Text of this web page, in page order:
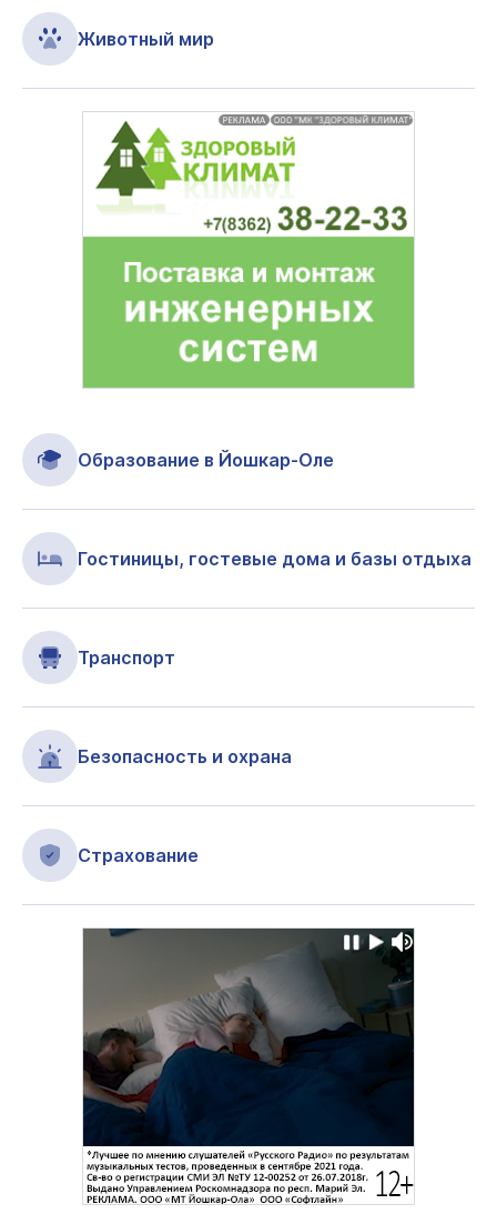
Животный мир
Образование в Йошкар-Оле
Гостиницы, гостевые дома и базы отдыха
Транспорт
Безопасность и охрана
Страхование